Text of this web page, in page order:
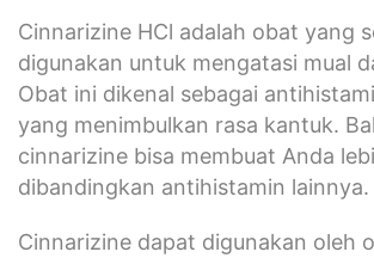
Cinnarizine HCl adalah obat yang
digunakan untuk mengatasi mual
Obat ini dikenal sebagai
yang menimbulkan rasa kantuk.
cinnarizine bisa membuat Anda
dibandingkan antihistamin lainnya.
Cinnarizine dapat digunakan oleh